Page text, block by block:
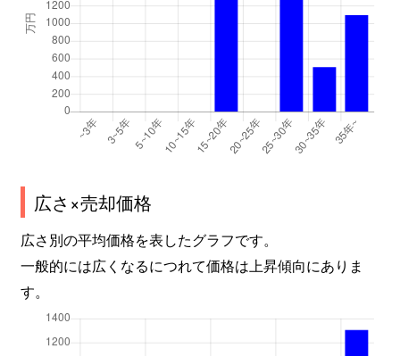
広さ×売却価格
広さ別の平均価格を表したグラフです。
一般的には広くなるにつれて価格は上昇傾向にありま
す。